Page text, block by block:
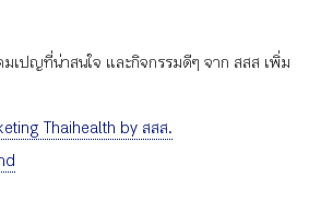
เปญที่น่าสนใจ และกิจกรรมดีๆ จาก สสส เพิ่ม
Thaihealth by สสส.